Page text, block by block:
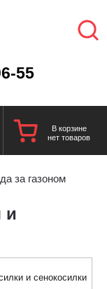
55
В корзине
нет товаров
за газоном
и
и сенокосилки